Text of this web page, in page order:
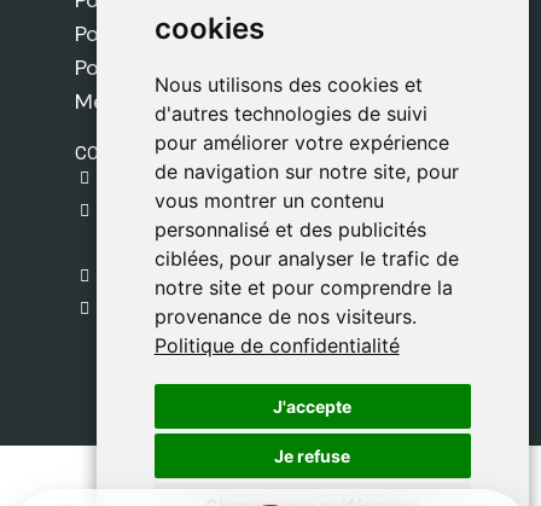
cookies
Nous utilisons des cookies et
d'autres technologies de suivi
pour améliorer votre expérience
de navigation sur notre site, pour
vous montrer un contenu
personnalisé et des publicités
ciblées, pour analyser le trafic de
notre site et pour comprendre la
provenance de nos visiteurs.
Politique de confidentialité
J'accepte
Je refuse
cookies
Nous utilisons des cookies et
d'autres technologies de suivi
pour améliorer votre expérience
de navigation sur notre site, pour
vous montrer un contenu
personnalisé et des publicités
ciblées, pour analyser le trafic de
notre site et pour comprendre la
provenance de nos visiteurs.
Politique de confidentialité
J'accepte
Je refuse
Politique de cookies
Politique de confidentialité
Mentions légales
CONTACT
gestion@safeliz.com
C. del Pradillo, 6, 28770 Colmenar Viejo,
Madrid
+34 918 459 877
09:00 - 13:00